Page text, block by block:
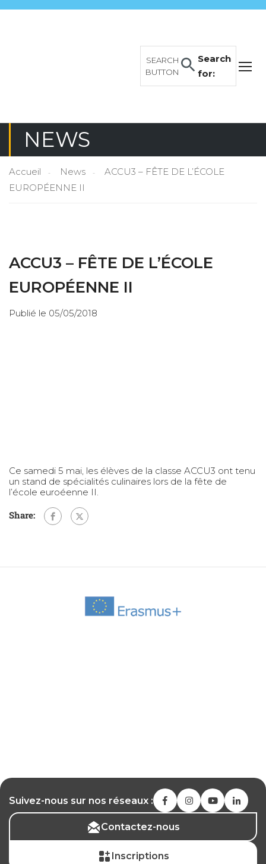
Search
for:
SEARCH
BUTTON
NEWS
Accueil News
ACCU3 – FÊTE DE L’ÉCOLE
EUROPÉENNE II
ACCU3 – FÊTE DE L’ÉCOLE
EUROPÉENNE II
Publié le 05/05/2018
Ce samedi 5 mai, les élèves de la classe ACCU3 ont tenu
un stand de spécialités culinaires lors de la fête de
l’école euroéenne II.
Share:
Suivez-nous sur nos réseaux :
Contactez-nous
Inscriptions